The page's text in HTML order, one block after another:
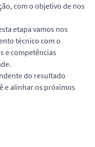
com o objetivo de nos
etapa vamos nos
técnico com o
e competências
do resultado
e alinhar os próximos